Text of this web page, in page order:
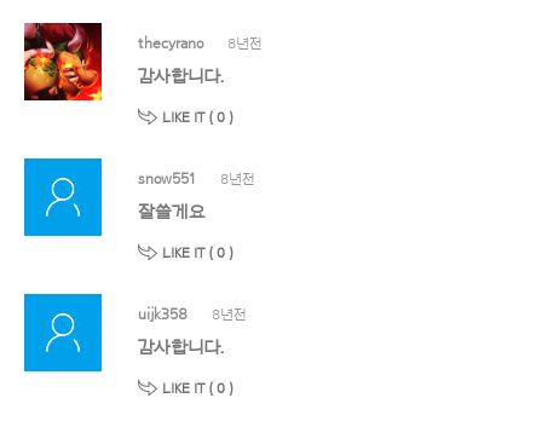
thecyrano 8년전
감사합니다.
LIKE IT ( 0 )
snow551 8년전
잘쓸게요
LIKE IT ( 0 )
uijk358 8년전
감사합니다.
LIKE IT ( 0 )